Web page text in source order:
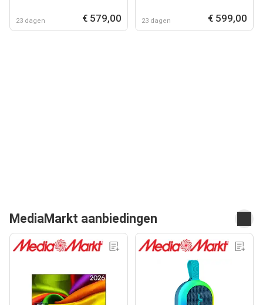
23 dagen € 579,00 23 dagen € 599,00
MediaMarkt aanbiedingen